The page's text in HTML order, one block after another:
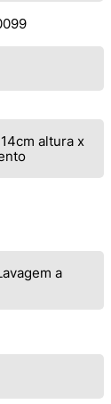
altura x
a